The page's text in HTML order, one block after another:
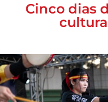
Cinco dias